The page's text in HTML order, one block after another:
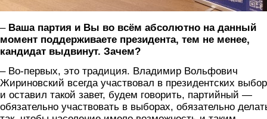
– Ваша партия и Вы во всём абсолютно на данный
момент поддерживаете президента, тем не менее,
кандидат выдвинут. Зачем?
– Во-первых, это традиция. Владимир Вольфович
Жириновский всегда участвовал в президентских
и оставил такой завет, будем говорить, партийный —
обязательно участвовать в выборах, обязательно